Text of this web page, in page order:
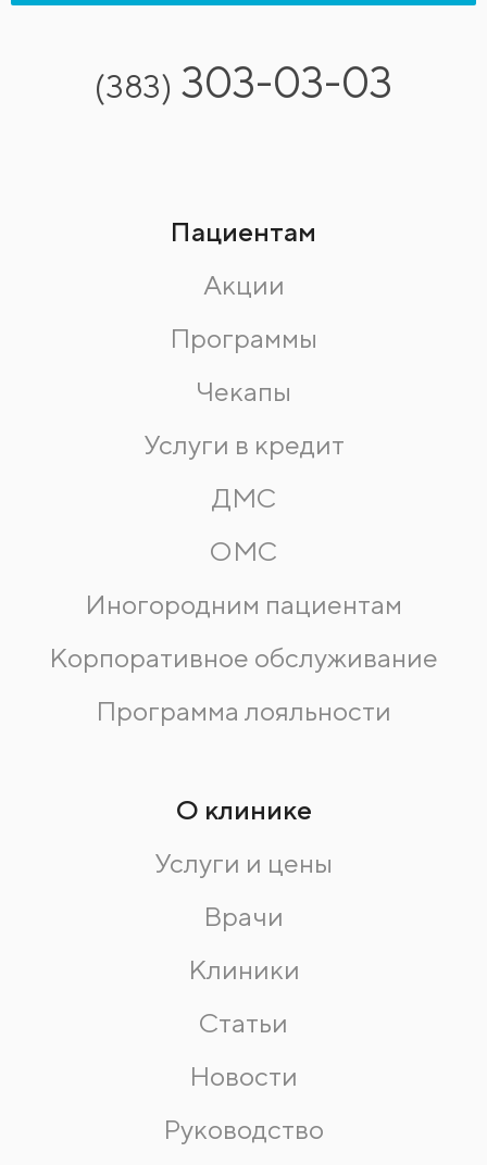
(383) 303-03-03
Пациентам
Акции
Программы
Чекапы
Услуги в кредит
ДМС
ОМС
Иногородним пациентам
Корпоративное обслуживание
Программа лояльности
О клинике
Услуги и цены
Врачи
Клиники
Статьи
Новости
Руководство